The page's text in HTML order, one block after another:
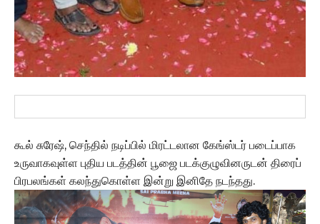
கூல் சுரேஷ், செந்தில் நடிப்பில் மிரட்டலான கேங்ஸ்டர் படைப்பாக
உருவாகவுள்ள புதிய படத்தின் பூஜை படக்குழுவினருடன் திரைப்
பிரபலங்கள் கலந்துகொள்ள இன்று இனிதே நடந்தது.